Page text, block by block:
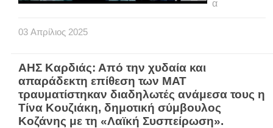
α
03 Απρίλιος 2025
ΑΗΣ Καρδιάς: Από την χυδαία και
απαράδεκτη επίθεση των ΜΑΤ
τραυματίστηκαν διαδηλωτές ανάμεσα τους η
Τίνα Κουζιάκη, δημοτική σύμβουλος
Κοζάνης με τη «Λαϊκή Συσπείρωση».